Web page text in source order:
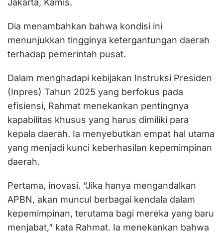
Dia menambahkan bahwa kondisi ini
menunjukkan tingginya ketergantungan daerah
terhadap pemerintah pusat.
Dalam menghadapi kebijakan Instruksi Presiden
(Inpres) Tahun 2025 yang berfokus pada
efisiensi, Rahmat menekankan pentingnya
kapabilitas khusus yang harus dimiliki para
kepala daerah. Ia menyebutkan empat hal utama
yang menjadi kunci keberhasilan kepemimpinan
daerah.
Pertama, inovasi. “Jika hanya mengandalkan
APBN, akan muncul berbagai kendala dalam
kepemimpinan, terutama bagi mereka yang baru
menjabat,” kata Rahmat. Ia menekankan bahwa